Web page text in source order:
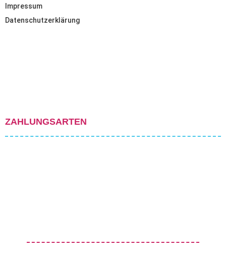
Impressum
Datenschutzerklärung
ZAHLUNGSARTEN